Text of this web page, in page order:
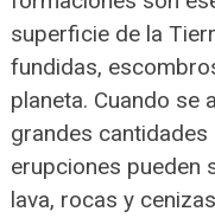
superficie de la
fundidas,
planeta. Cuando se
grandes
erupciones pueden
lava, rocas y